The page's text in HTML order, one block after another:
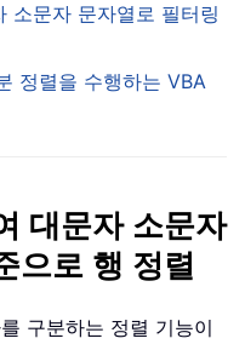
소문자 문자열로 필터링
정렬을 수행하는 VBA
대문자 소문자
으로 행 정렬
구분하는 정렬 기능이